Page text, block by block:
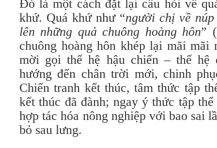
Đó là một cách đặt lại câu hỏi về
khứ. Quá khứ như “người chị về núp
lên những quả chuông hoàng hôn”
chuông hoàng hôn khép lại mãi
mời gọi thế hệ hậu chiến – thế hệ
hướng đến chân trời mới, chinh
Chiến tranh kết thúc, tâm thức tập
kết thúc đã đành; ngay ý thức tập
hợp tác hóa nông nghiệp với bao sai
bỏ sau lưng.